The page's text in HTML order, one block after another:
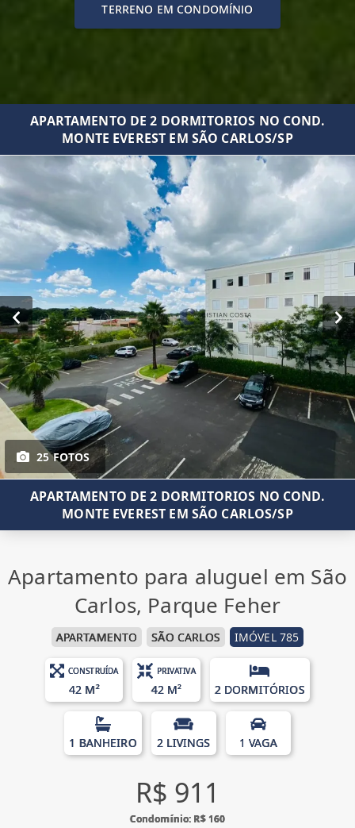
TERRENO EM CONDOMÍNIO
APARTAMENTO DE 2 DORMITORIOS NO COND.
MONTE EVEREST EM SÃO CARLOS/SP
25 FOTOS
APARTAMENTO DE 2 DORMITORIOS NO COND.
MONTE EVEREST EM SÃO CARLOS/SP
Apartamento para aluguel em São
Carlos, Parque Feher
APARTAMENTO SÃO CARLOS IMÓVEL 785
CONSTRUÍDA
42 M²
PRIVATIVA
42 M² 2 DORMITÓRIOS
1 BANHEIRO 2 LIVINGS 1 VAGA
R$ 911
Condomínio: R$ 160